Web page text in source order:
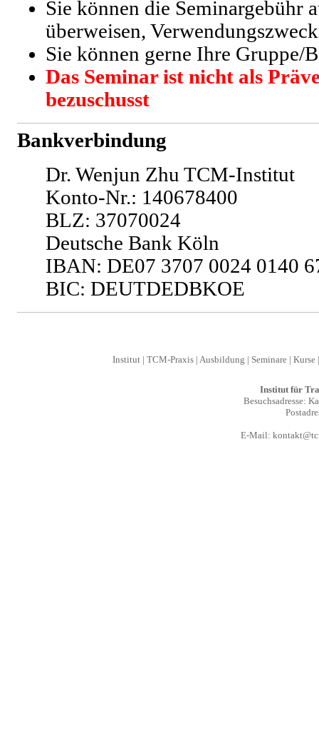
Sie können die Seminargebühr
überweisen,
Sie können gerne Ihre Gruppe/
Das Seminar ist nicht als
bezuschusst
Bankverbindung
Dr. Wenjun Zhu TCM-Institut
Konto-Nr.: 140678400
BLZ: 37070024
Deutsche Bank Köln
IBAN: DE07 3707 0024 0140
BIC: DEUTDEDBKOE
Institut| TCM-Praxis| Ausbildung | Seminare| Kurse
Institut für
Besuchsadresse:
E-Mail: